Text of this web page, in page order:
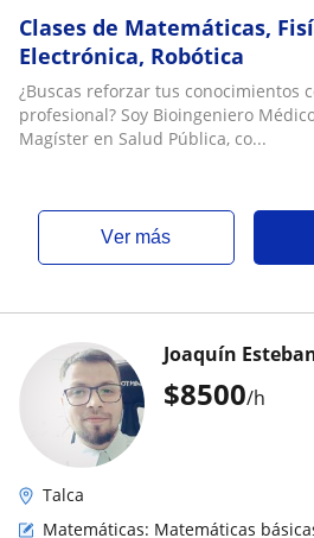
Clases de Matemáticas,
Electrónica, Robótica
¿Buscas reforzar tus conocimientos
profesional? Soy Bioingeniero
Magíster en Salud Pública, co...
ver más
$8500/h
Joaquín
Talca
Matemáticas: Matemáticas